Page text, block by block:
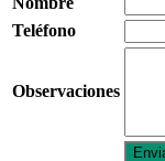
Teléfono
Observaciones